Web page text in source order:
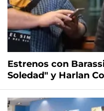
Estrenos con
Soledad" y Harlan